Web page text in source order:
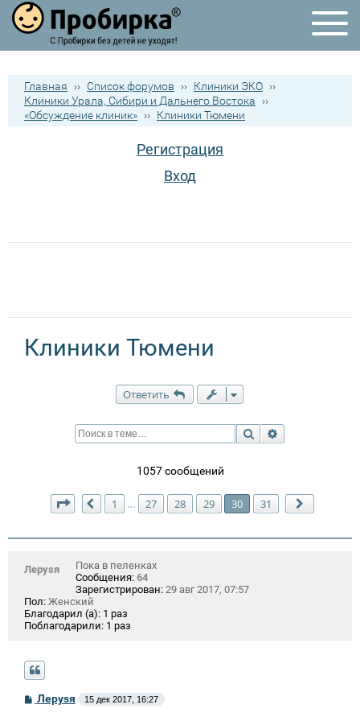
Главная ›› Список форумов ›› Клиники ЭКО ››
Клиники Урала, Сибири и Дальнего Востока
››
«Обсуждение клиник» ›› Клиники Тюмени
Регистрация
Вход
Клиники Тюмени
Ответить
Поиск
1057 сообщений
Страница 30 из31
Пред.
1 … 27 28 29 30 31
Лeрysя
Пока в пеленках
Сообщения: 64
Зарегистрирован: 29 авг 2017, 07:57
Пол: Женский
Благодарил (а): 1 раз
Поблагодарили: 1 раз
С
Лeрysя 15 дек 2017, 16:27